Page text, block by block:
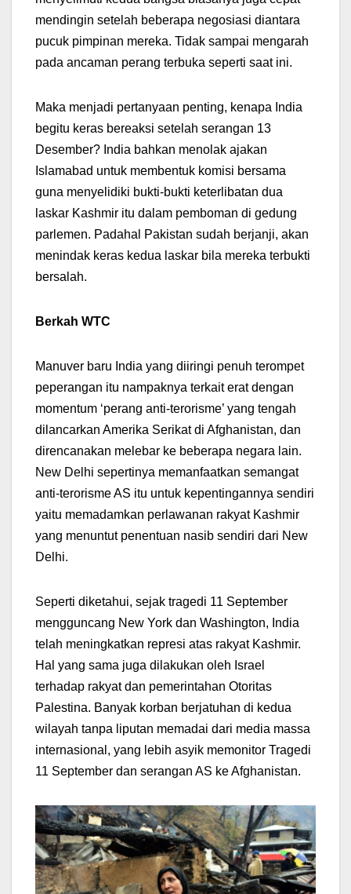
mendingin setelah beberapa negosiasi diantara
pucuk pimpinan mereka. Tidak sampai mengarah
pada ancaman perang terbuka seperti saat ini.
Maka menjadi pertanyaan penting, kenapa India
begitu keras bereaksi setelah serangan 13
Desember? India bahkan menolak ajakan
Islamabad untuk membentuk komisi bersama
guna menyelidiki bukti-bukti keterlibatan dua
laskar Kashmir itu dalam pemboman di gedung
parlemen. Padahal Pakistan sudah berjanji, akan
menindak keras kedua laskar bila mereka terbukti
bersalah.
Berkah WTC
Manuver baru India yang diiringi penuh terompet
peperangan itu nampaknya terkait erat dengan
momentum ‘perang anti-terorisme’ yang tengah
dilancarkan Amerika Serikat di Afghanistan, dan
direncanakan melebar ke beberapa negara lain.
New Delhi sepertinya memanfaatkan semangat
anti-terorisme AS itu untuk kepentingannya sendiri
yaitu memadamkan perlawanan rakyat Kashmir
yang menuntut penentuan nasib sendiri dari New
Delhi.
Seperti diketahui, sejak tragedi 11 September
mengguncang New York dan Washington, India
telah meningkatkan represi atas rakyat Kashmir.
Hal yang sama juga dilakukan oleh Israel
terhadap rakyat dan pemerintahan Otoritas
Palestina. Banyak korban berjatuhan di kedua
wilayah tanpa liputan memadai dari media massa
internasional, yang lebih asyik memonitor Tragedi
11 September dan serangan AS ke Afghanistan.